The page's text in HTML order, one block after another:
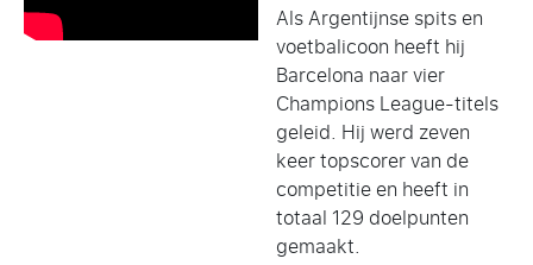
Als Argentijnse spits en
voetbalicoon heeft hij
Barcelona naar vier
Champions League-titels
geleid. Hij werd zeven
keer topscorer van de
competitie en heeft in
totaal 129 doelpunten
gemaakt.